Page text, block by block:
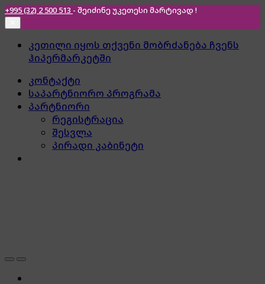
+995 (32) 2 500 513 - შეიძინე უკეთესი მარტივად !
Skip
Skip კეთილი იყოს თქვენი მობრძანება ჩვენს
ჰიპერმარკეტში
კონტაქტი
საპარტნიორო პროგრამა
პარტნიორი
რეგისტრაცია
შესვლა
პირადი კაბინეტი